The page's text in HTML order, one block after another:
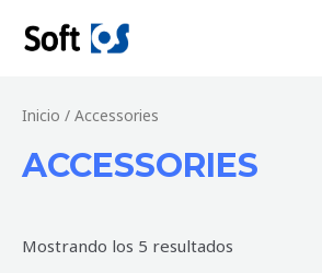
Inicio / Accessories
ACCESSORIES
Mostrando los 5 resultados